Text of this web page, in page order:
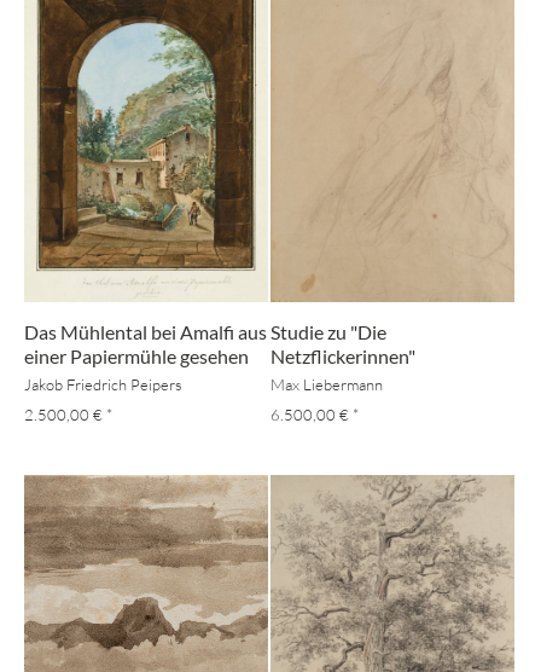
Das Mühlental bei Amalfi aus
einer Papiermühle gesehen
Jakob Friedrich Peipers
2.500,00 € *
Studie zu "Die
Netzflickerinnen"
Max Liebermann
6.500,00 € *